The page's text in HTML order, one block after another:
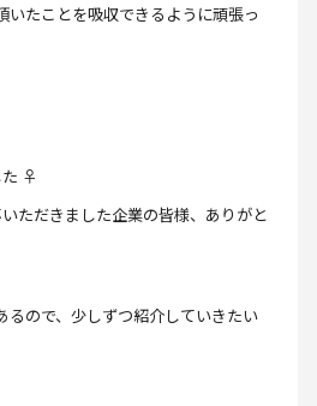
いたことを吸収できるように頑張っ
た ‍♀️
ただきました企業の皆様、ありがと
るので、少しずつ紹介していきたい